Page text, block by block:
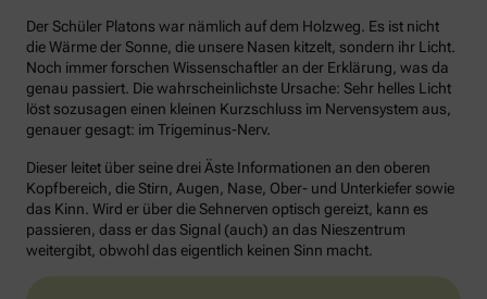
Der Schüler Platons war nämlich auf dem Holzweg. Es ist nicht
die Wärme der Sonne, die unsere Nasen kitzelt, sondern ihr Licht.
Noch immer forschen Wissenschaftler an der Erklärung, was da
genau passiert. Die wahrscheinlichste Ursache: Sehr helles Licht
löst sozusagen einen kleinen Kurzschluss im Nervensystem aus,
genauer gesagt: im Trigeminus-Nerv.
Dieser leitet über seine drei Äste Informationen an den oberen
Kopfbereich, die Stirn, Augen, Nase, Ober- und Unterkiefer sowie
das Kinn. Wird er über die Sehnerven optisch gereizt, kann es
passieren, dass er das Signal (auch) an das Nieszentrum
weitergibt, obwohl das eigentlich keinen Sinn macht.